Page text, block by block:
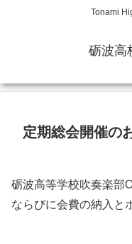
Tonami
砺波高
定期総会開催の
砺波高等学校吹奏楽部
ならびに会費の納入と